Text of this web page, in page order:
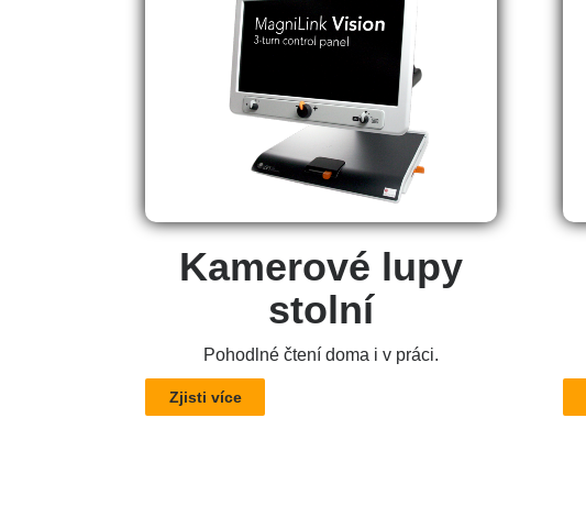
Kamerové lupy
stolní
Pohodlné čtení doma i v práci.
Zjisti více